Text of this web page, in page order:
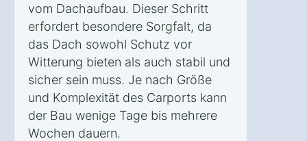
vom Dachaufbau. Dieser Schritt
erfordert besondere Sorgfalt, da
das Dach sowohl Schutz vor
Witterung bieten als auch stabil und
sicher sein muss. Je nach Größe
und Komplexität des Carports kann
der Bau wenige Tage bis mehrere
Wochen dauern.